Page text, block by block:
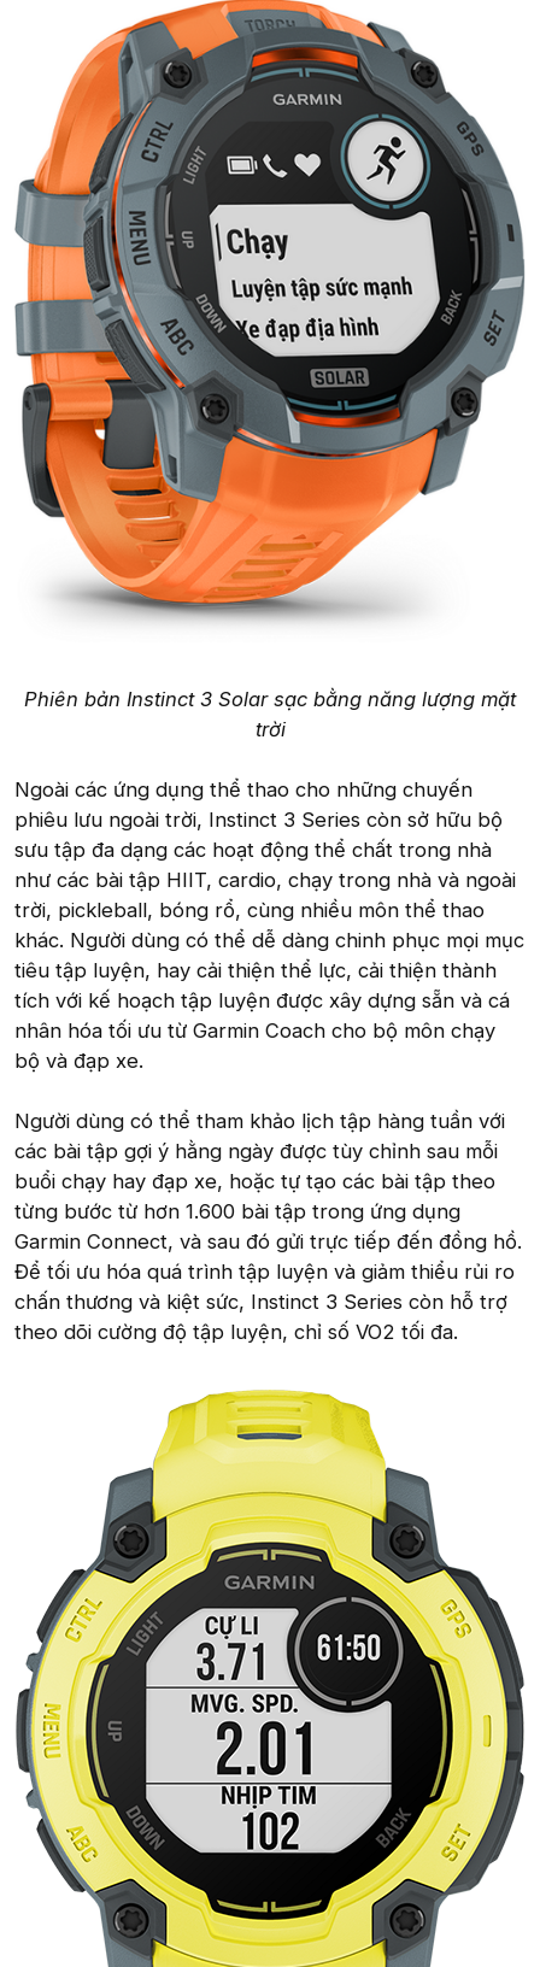
Phiên bản Instinct 3 Solar sạc bằng năng lượng mặt
trời
Ngoài các ứng dụng thể thao cho những chuyến
phiêu lưu ngoài trời, Instinct 3 Series còn sở hữu bộ
sưu tập đa dạng các hoạt động thể chất trong nhà
như các bài tập HIIT, cardio, chạy trong nhà và ngoài
trời, pickleball, bóng rổ, cùng nhiều môn thể thao
khác. Người dùng có thể dễ dàng chinh phục mọi mục
tiêu tập luyện, hay cải thiện thể lực, cải thiện thành
tích với kế hoạch tập luyện được xây dựng sẵn và cá
nhân hóa tối ưu từ Garmin Coach cho bộ môn chạy
bộ và đạp xe.
Người dùng có thể tham khảo lịch tập hàng tuần với
các bài tập gợi ý hằng ngày được tùy chỉnh sau mỗi
buổi chạy hay đạp xe, hoặc tự tạo các bài tập theo
từng bước từ hơn 1.600 bài tập trong ứng dụng
Garmin Connect, và sau đó gửi trực tiếp đến đồng hồ.
Để tối ưu hóa quá trình tập luyện và giảm thiểu rủi ro
chấn thương và kiệt sức, Instinct 3 Series còn hỗ trợ
theo dõi cường độ tập luyện, chỉ số VO2 tối đa.